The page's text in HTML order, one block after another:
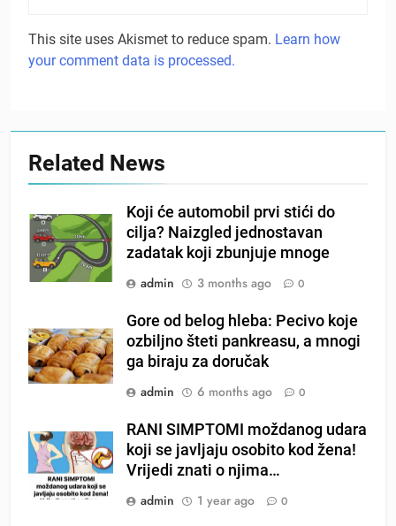
This site uses Akismet to reduce spam. Learn how
your comment data is processed.
Related News
Koji će automobil prvi stići do
cilja? Naizgled jednostavan
zadatak koji zbunjuje mnoge
admin
3 months ago 0
Gore od belog hleba: Pecivo koje
ozbiljno šteti pankreasu, a mnogi
ga biraju za doručak
admin
6 months ago 0
RANI SIMPTOMI moždanog udara
koji se javljaju osobito kod žena!
Vrijedi znati o njima…
admin
1 year ago 0